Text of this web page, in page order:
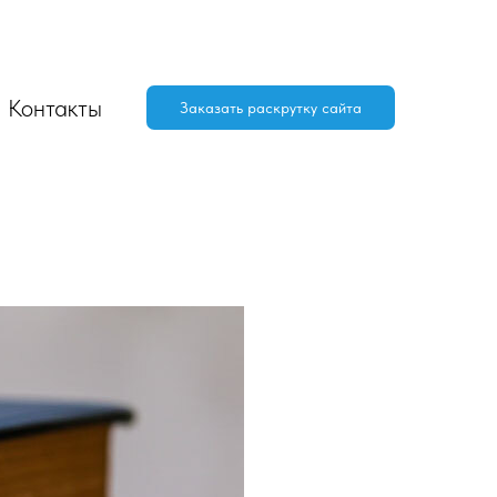
Контакты Заказать раскрутку сайта